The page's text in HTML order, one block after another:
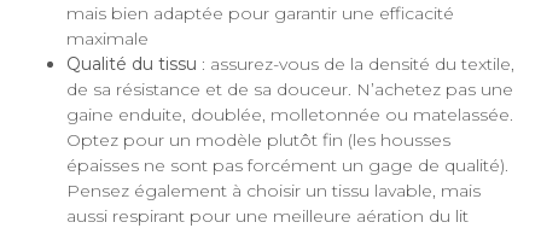
mais bien adaptée pour garantir une efficacité
maximale
Qualité du tissu : assurez-vous de la densité du textile,
de sa résistance et de sa douceur. N’achetez pas une
gaine enduite, doublée, molletonnée ou matelassée.
Optez pour un modèle plutôt fin (les housses
épaisses ne sont pas forcément un gage de qualité).
Pensez également à choisir un tissu lavable, mais
aussi respirant pour une meilleure aération du lit